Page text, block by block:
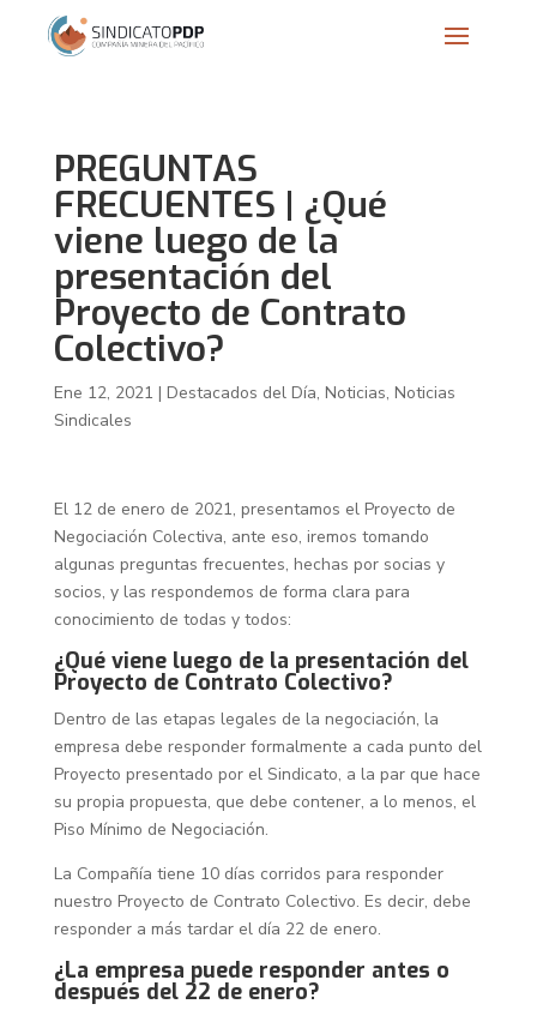
PREGUNTAS
FRECUENTES | ¿Qué
viene luego de la
presentación del
Proyecto de Contrato
Colectivo?
Ene 12, 2021 | Destacados del Día, Noticias, Noticias
Sindicales
El 12 de enero de 2021, presentamos el Proyecto de
Negociación Colectiva, ante eso, iremos tomando
algunas preguntas frecuentes, hechas por socias y
socios, y las respondemos de forma clara para
conocimiento de todas y todos:
¿Qué viene luego de la presentación del
Proyecto de Contrato Colectivo?
Dentro de las etapas legales de la negociación, la
empresa debe responder formalmente a cada punto del
Proyecto presentado por el Sindicato, a la par que hace
su propia propuesta, que debe contener, a lo menos, el
Piso Mínimo de Negociación.
La Compañía tiene 10 días corridos para responder
nuestro Proyecto de Contrato Colectivo. Es decir, debe
responder a más tardar el día 22 de enero.
¿La empresa puede responder antes o
después del 22 de enero?